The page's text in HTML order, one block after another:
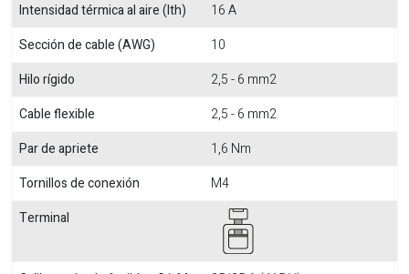
Intensidad térmica al aire (Ith)
16 A
Sección de cable (AWG)
10
Hilo rígido
2,5 - 6 mm2
Cable flexible
2,5 - 6 mm2
Par de apriete
1,6 Nm
Tornillos de conexión
M4
Terminal